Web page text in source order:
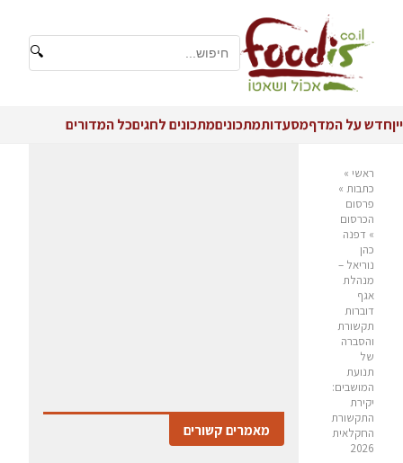
🔍
ייןחדש על המדףמסעדותמתכוניםמתכונים לחגיםכל המדורים
ראשי »
כתבות »
פרסום
הכרסום
» דפנה
כהן
נוריאל –
מנהלת
אגף
דוברות
תקשורת
והסברה
של
תנועת
המושבים:
יקירת
התקשורת
החקלאית
2026
מאמרים קשורים